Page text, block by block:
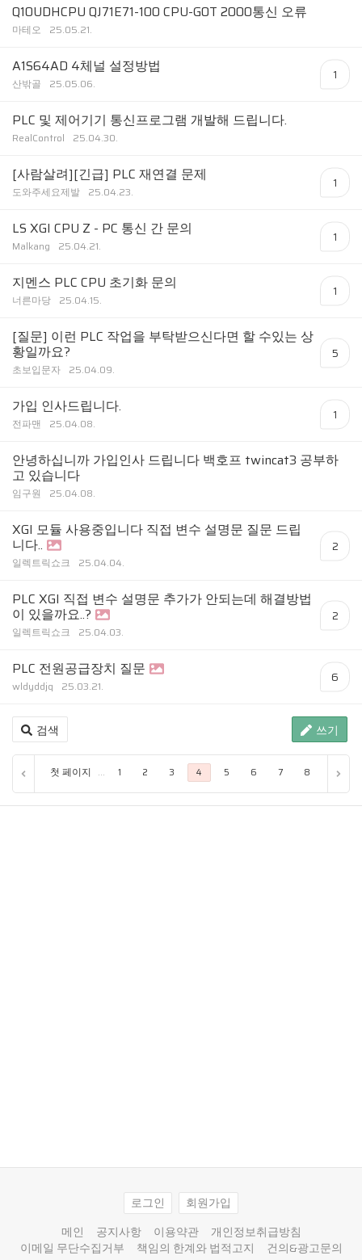
Q10UDHCPU QJ71E71-100 CPU-GOT 2000통신 오류
마테오 25.05.21.
A1S64AD 4체널 설정방법
산밖골 25.05.06.
1
PLC 및 제어기기 통신프로그램 개발해 드립니다.
RealControl 25.04.30.
[사람살려][긴급] PLC 재연결 문제
도와주세요제발 25.04.23.
1
LS XGI CPU Z - PC 통신 간 문의
Malkang 25.04.21.
1
지멘스 PLC CPU 초기화 문의
너른마당 25.04.15.
1
[질문] 이런 PLC 작업을 부탁받으신다면 할 수있는 상
황일까요?
초보입문자 25.04.09.
5
가입 인사드립니다.
전파맨 25.04.08.
1
안녕하십니까 가입인사 드립니다 백호프 twincat3 공부하
고 있습니다
임구원 25.04.08.
XGI 모듈 사용중입니다 직접 변수 설명문 질문 드립
니다..
일렉트릭쇼크 25.04.04.
2
PLC XGI 직접 변수 설명문 추가가 안되는데 해결방법
이 있을까요..?
일렉트릭쇼크 25.04.03.
2
PLC 전원공급장치 질문
wldyddjq 25.03.21.
6
검색 쓰기
첫 페이지 ... 1 2 3 4 5 6 7 8 9
로그인
회원가입
메인
공지사항 이용약관
개인정보취급방침
이메일 무단수집거부
책임의 한계와 법적고지 건의&광고문의